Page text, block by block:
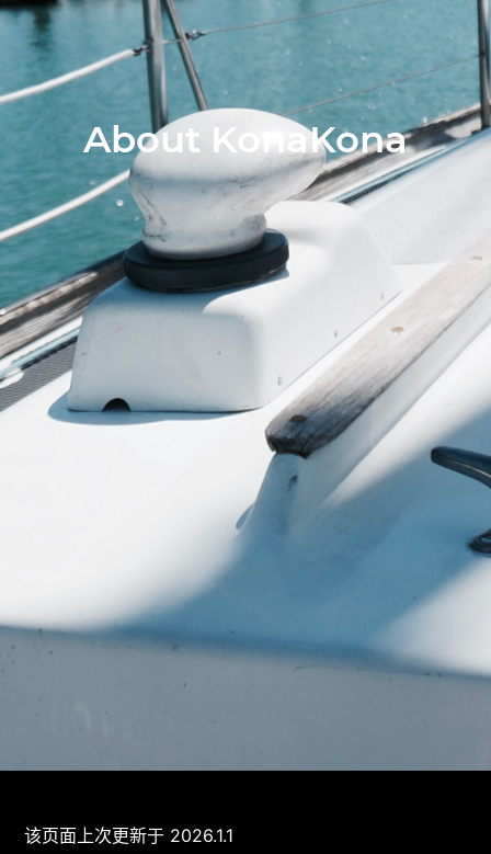
About KonaKona
该页面上次更新于 2026.1.1